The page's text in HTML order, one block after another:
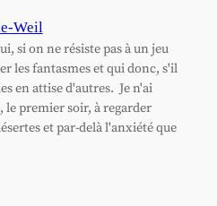
Weil
si on ne résiste pas à un jeu
les fantasmes et qui donc, s'il
en attise d'autres. Je n'ai
le premier soir, à regarder
et par-delà l'anxiété que